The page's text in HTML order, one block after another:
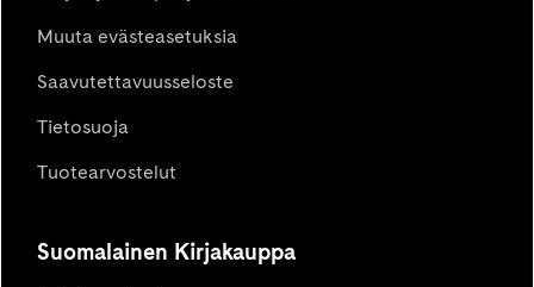
Muuta evästeasetuksia
Saavutettavuusseloste
Tietosuoja
Tuotearvostelut
Suomalainen Kirjakauppa